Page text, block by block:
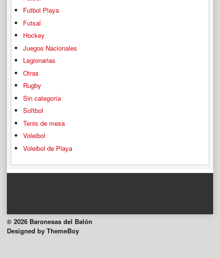
Futbol Playa
Futsal
Hockey
Juegos Nacionales
Legionarias
Otras
Rugby
Sin categoría
Softbol
Tenis de mesa
Voleibol
Voleibol de Playa
© 2026 Baronesas del Balón
Designed by ThemeBoy